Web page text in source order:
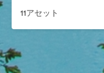
11アセット